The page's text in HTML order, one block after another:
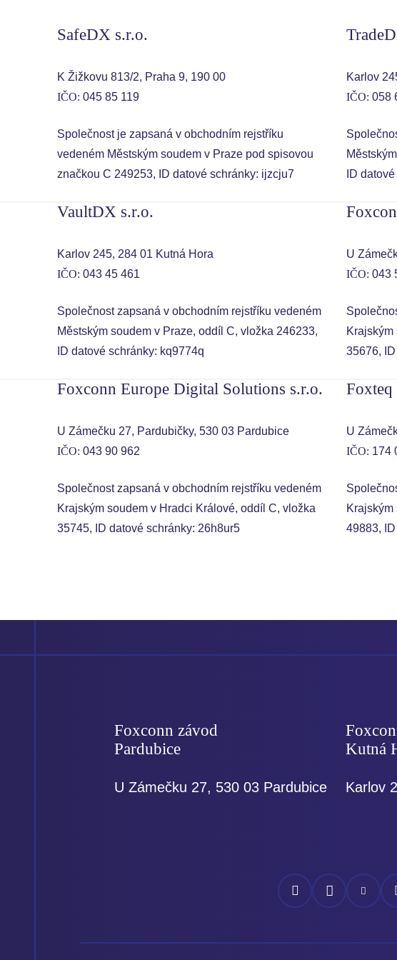
SafeDX s.r.o.
K Žižkovu 813/2, Praha 9, 190 00
IČO: 045 85 119
Společnost je zapsaná v obchodním rejstříku
vedeném Městským soudem v Praze pod spisovou
značkou C 249253, ID datové schránky: ijzcju7
Karlov
IČO: 058
ID
VaultDX s.r.o.
Karlov 245, 284 01 Kutná Hora
IČO: 043 45 461
Společnost zapsaná v obchodním rejstříku vedeném
Městským soudem v Praze, oddíl C, vložka 246233,
ID datové schránky: kq9774q
U
IČO: 043
35676,
Foxconn Europe Digital Solutions s.r.o.
U Zámečku 27, Pardubičky, 530 03 Pardubice
IČO: 043 90 962
Společnost zapsaná v obchodním rejstříku vedeném
Krajským soudem v Hradci Králové, oddíl C, vložka
35745, ID datové schránky: 26h8ur5
Foxteq
U
IČO: 174
49883,
Foxconn závod
Pardubice
U Zámečku 27, 530 03 Pardubice
Kutná
Karlov
Náš
Facebook
Náš
Instagram
Náš
YouTube